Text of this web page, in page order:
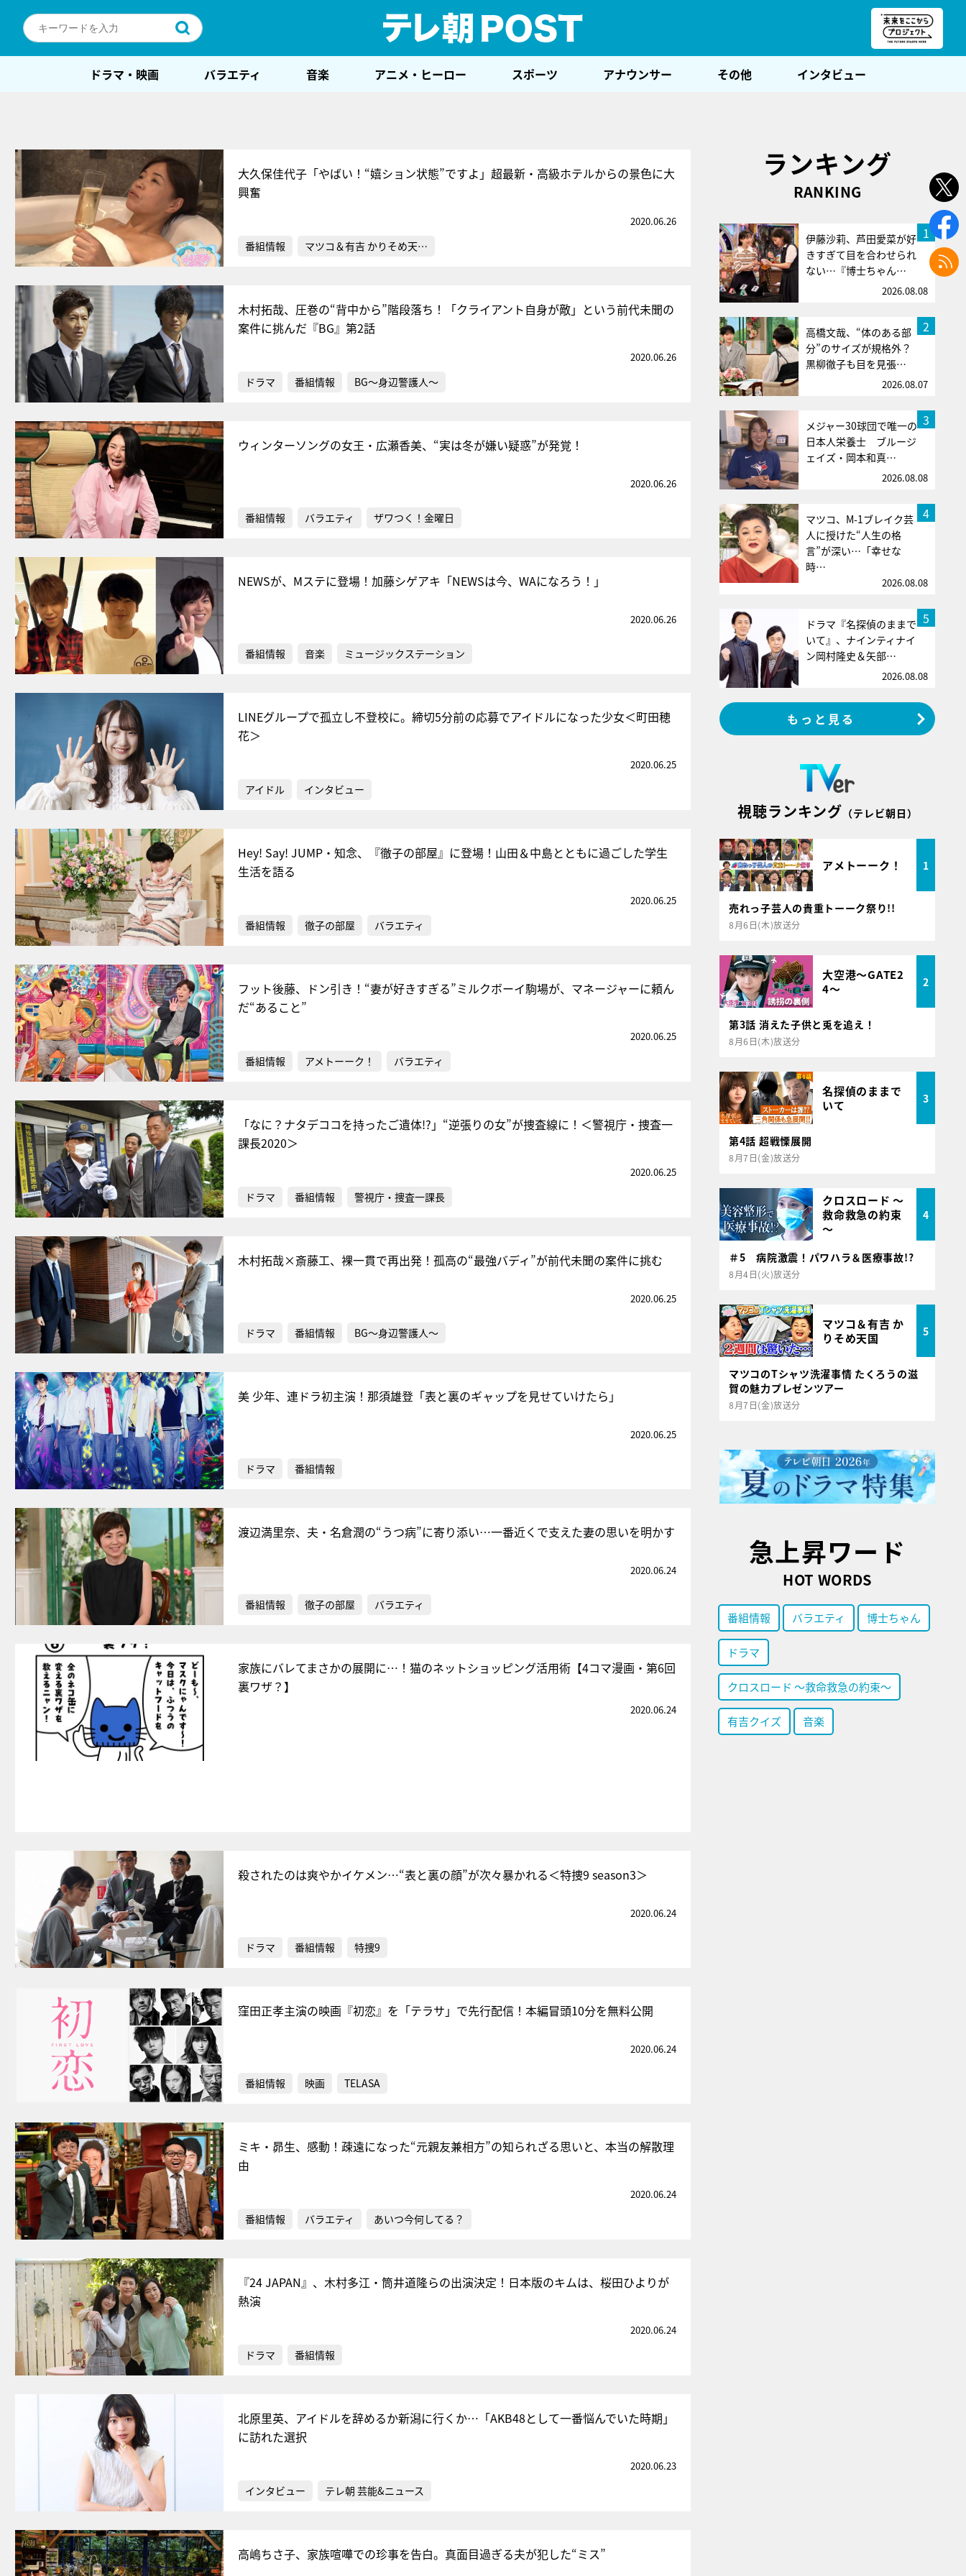
ドラマ・映画 バラエティ 音楽 アニメ・ヒーロー スポーツ アナウンサー その他 インタビュー
大久保佳代子「やばい！“嬉ション状態”ですよ」超最新・高級ホテルからの景色に大
興奮
2020.06.26
番組情報 マツコ＆有吉 かりそめ天…
木村拓哉、圧巻の“背中から”階段落ち！「クライアント自身が敵」という前代未聞の
案件に挑んだ『BG』第2話
2020.06.26
ドラマ 番組情報 BG～身辺警護人～
ウィンターソングの女王・広瀬香美、“実は冬が嫌い疑惑”が発覚！
2020.06.26
番組情報 バラエティ ザワつく！金曜日
NEWSが、Mステに登場！加藤シゲアキ「NEWSは今、WAになろう！」
2020.06.26
番組情報 音楽 ミュージックステーション
LINEグループで孤立し不登校に。締切5分前の応募でアイドルになった少女＜町田穂
花＞
2020.06.25
アイドル インタビュー
Hey! Say! JUMP・知念、『徹子の部屋』に登場！山田＆中島とともに過ごした学生
生活を語る
2020.06.25
番組情報 徹子の部屋 バラエティ
フット後藤、ドン引き！“妻が好きすぎる”ミルクボーイ駒場が、マネージャーに頼ん
だ“あること”
2020.06.25
番組情報 アメトーーク！ バラエティ
「なに？ナタデココを持ったご遺体!?」“逆張りの女”が捜査線に！＜警視庁・捜査一
課長2020＞
2020.06.25
ドラマ 番組情報 警視庁・捜査一課長
木村拓哉×斎藤工、裸一貫で再出発！孤高の“最強バディ”が前代未聞の案件に挑む
2020.06.25
ドラマ 番組情報 BG～身辺警護人～
美 少年、連ドラ初主演！那須雄登「表と裏のギャップを見せていけたら」
2020.06.25
ドラマ 番組情報
渡辺満里奈、夫・名倉潤の“うつ病”に寄り添い…一番近くで支えた妻の思いを明かす
2020.06.24
番組情報 徹子の部屋 バラエティ
家族にバレてまさかの展開に…！猫のネットショッピング活用術【4コマ漫画・第6回
裏ワザ？】
2020.06.24
殺されたのは爽やかイケメン…“表と裏の顔”が次々暴かれる＜特捜9 season3＞
2020.06.24
ドラマ 番組情報 特捜9
窪田正孝主演の映画『初恋』を「テラサ」で先行配信！本編冒頭10分を無料公開
2020.06.24
番組情報 映画 TELASA
ミキ・昴生、感動！疎遠になった“元親友兼相方”の知られざる思いと、本当の解散理
由
2020.06.24
番組情報 バラエティ あいつ今何してる？
『24 JAPAN』、木村多江・筒井道隆らの出演決定！日本版のキムは、桜田ひよりが
熱演
2020.06.24
ドラマ 番組情報
北原里英、アイドルを辞めるか新潟に行くか…「AKB48として一番悩んでいた時期」
に訪れた選択
2020.06.23
インタビュー テレ朝 芸能&ニュース
高嶋ちさ子、家族喧嘩での珍事を告白。真面目過ぎる夫が犯した“ミス”
ランキング
RANKING
1
伊藤沙莉、芦田愛菜が好
きすぎて目を合わせられ
ない…『博士ちゃん…
2026.08.08
2
高橋文哉、“体のある部
分”のサイズが規格外？
黒柳徹子も目を見張…
2026.08.07
3
メジャー30球団で唯一の
日本人栄養士 ブルージ
ェイズ・岡本和真…
2026.08.08
4
マツコ、M-1ブレイク芸
人に授けた“人生の格
言”が深い…「幸せな
時…
2026.08.08
5
ドラマ『名探偵のままで
いて』、ナインティナイ
ン岡村隆史＆矢部…
2026.08.08
もっと見る
視聴ランキング （テレビ朝日）
アメトーーク！ 1
売れっ子芸人の貴重トーーク祭り!!
8月6日(木)放送分
大空港～GATE2
4～
2
第3話 消えた子供と兎を追え！
8月6日(木)放送分
名探偵のままで
いて
3
第4話 超戦慄展開
8月7日(金)放送分
クロスロード ～
救命救急の約束
～
4
＃5 病院激震！パワハラ＆医療事故!?
8月4日(火)放送分
マツコ＆有吉 か
りそめ天国
5
マツコのTシャツ洗濯事情 たくろうの滋
賀の魅力プレゼンツアー
8月7日(金)放送分
急上昇ワード
HOT WORDS
番組情報 バラエティ 博士ちゃん
ドラマ
クロスロード ～救命救急の約束～
有吉クイズ 音楽